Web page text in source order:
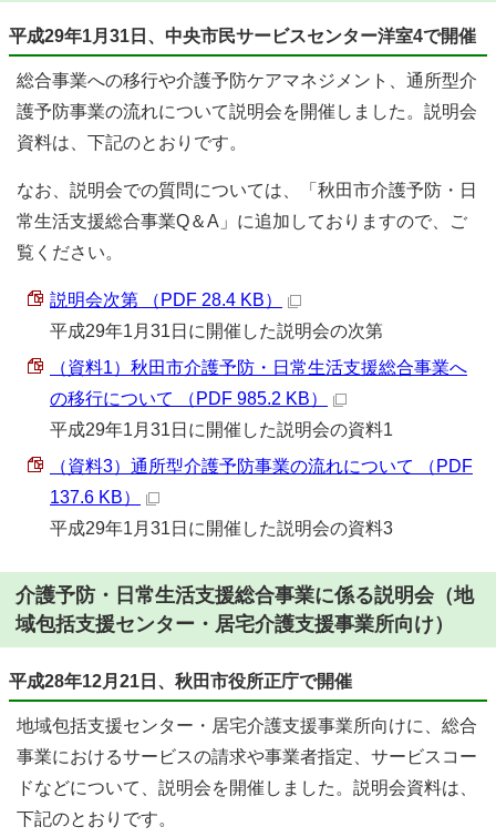
平成29年1月31日、中央市民サービスセンター洋室4で開催
総合事業への移行や介護予防ケアマネジメント、通所型介
護予防事業の流れについて説明会を開催しました。説明会
資料は、下記のとおりです。
なお、説明会での質問については、「秋田市介護予防・日
常生活支援総合事業Q＆A」に追加しておりますので、ご
覧ください。
説明会次第 （PDF 28.4 KB）
平成29年1月31日に開催した説明会の次第
（資料1）秋田市介護予防・日常生活支援総合事業へ
の移行について （PDF 985.2 KB）
平成29年1月31日に開催した説明会の資料1
（資料3）通所型介護予防事業の流れについて （PDF
137.6 KB）
平成29年1月31日に開催した説明会の資料3
介護予防・日常生活支援総合事業に係る説明会（地
域包括支援センター・居宅介護支援事業所向け）
平成28年12月21日、秋田市役所正庁で開催
地域包括支援センター・居宅介護支援事業所向けに、総合
事業におけるサービスの請求や事業者指定、サービスコー
ドなどについて、説明会を開催しました。説明会資料は、
下記のとおりです。